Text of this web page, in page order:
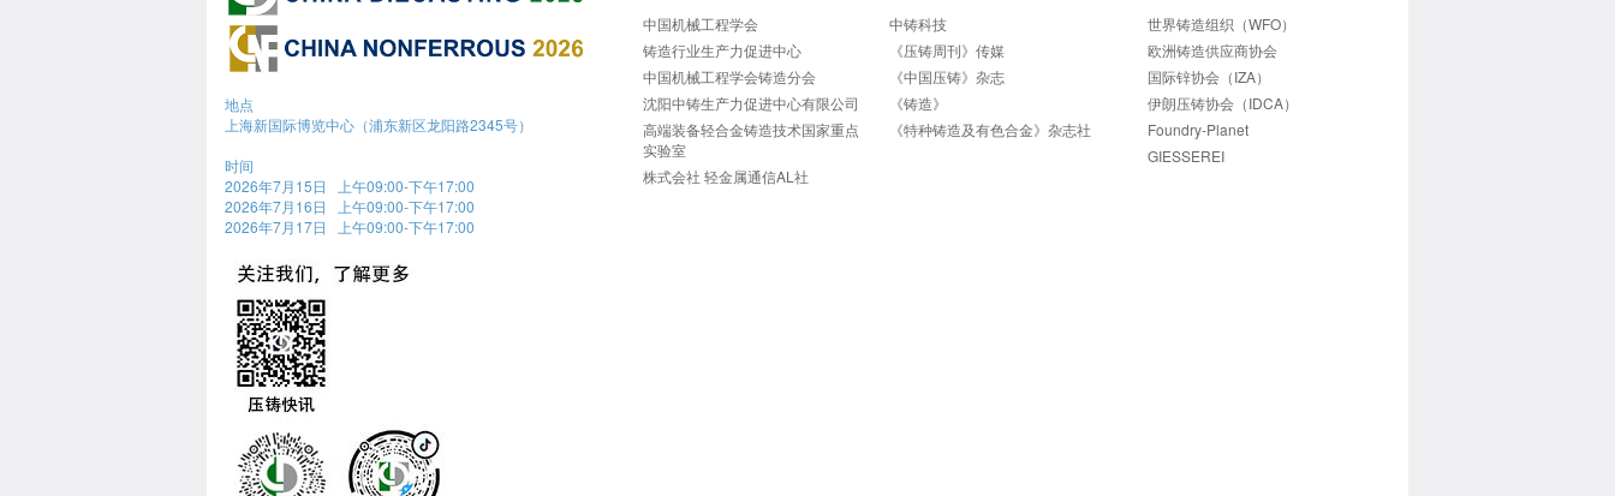
地点
上海新国际博览中心（浦东新区龙阳路2345号）
时间
2026年7月15日 上午09:00-下午17:00
2026年7月16日 上午09:00-下午17:00
2026年7月17日 上午09:00-下午17:00
中国机械工程学会
铸造行业生产力促进中心
中国机械工程学会铸造分会
沈阳中铸生产力促进中心有限公司
高端装备轻合金铸造技术国家重点
实验室
株式会社 轻金属通信AL社
中铸科技
《压铸周刊》传媒
《中国压铸》杂志
《铸造》
《特种铸造及有色合金》杂志社
世界铸造组织（WFO）
欧洲铸造供应商协会
国际锌协会（IZA）
伊朗压铸协会（IDCA）
Foundry-Planet
GIESSEREI